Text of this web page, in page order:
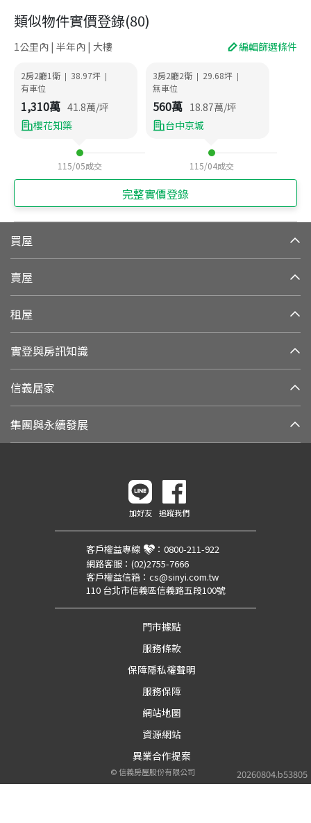
類似物件實價登錄(80)
1公里內 | 半年內 | 大樓 編輯篩選條件
2房2廳1衛 | 38.97坪 |
有車位
1,310萬 41.8萬/坪
櫻花知築
115/05成交
3房2廳2衛 | 29.68坪 |
無車位
560萬 18.87萬/坪
台中京城
115/04成交
完整實價登錄
買屋
賣屋
租屋
實登與房訊知識
信義居家
集團與永續發展
20260804.b53805
加好友 追蹤我們
客戶權益專線 ： 0800-211-922
網路客服： (02)2755-7666
客戶權益信箱： cs@sinyi.com.tw
110 台北市信義區信義路五段100號
門市據點
服務條款
保障隱私權聲明
服務保障
網站地圖
資源網站
異業合作提案
©信義房屋股份有限公司